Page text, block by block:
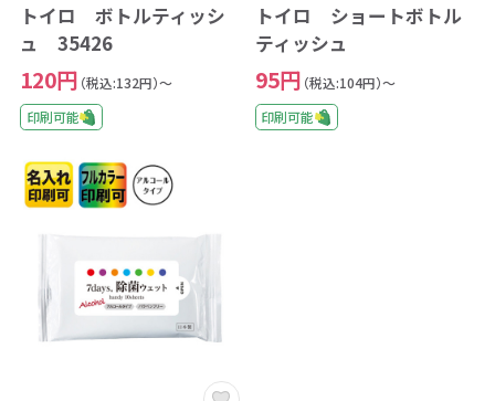
トイロ ボトルティッシ
ュ 35426
120円 （税込:132円）～
印刷可能
トイロ ショートボトル
ティッシュ
95円 （税込:104円）～
印刷可能